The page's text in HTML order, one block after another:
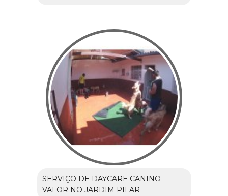
SERVIÇO DE DAYCARE CANINO
VALOR NO JARDIM PILAR